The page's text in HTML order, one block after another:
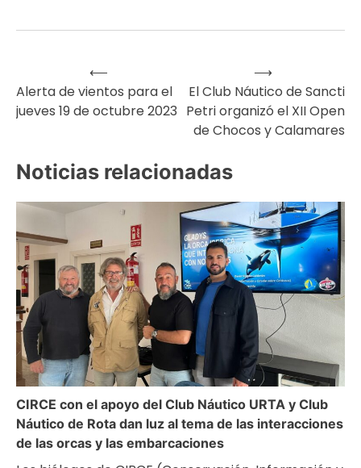
Navegación
de
entradas
⟵
Alerta de vientos para el
jueves 19 de octubre 2023
El Club Náutico de Sancti
Petri organizó el XII Open
de Chocos y Calamares
⟶
Noticias relacionadas
CIRCE con el apoyo del Club Náutico URTA y Club
Náutico de Rota dan luz al tema de las interacciones
de las orcas y las embarcaciones